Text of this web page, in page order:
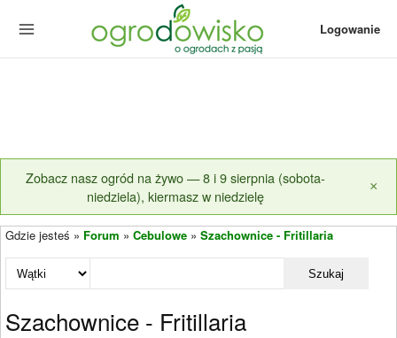
Logowanie
Zobacz nasz ogród na żywo — 8 i 9 sierpnia (sobota-
niedziela), kiermasz w niedzielę
×
Gdzie jesteś » Forum » Cebulowe » Szachownice - Fritillaria
Szukaj
Szachownice - Fritillaria